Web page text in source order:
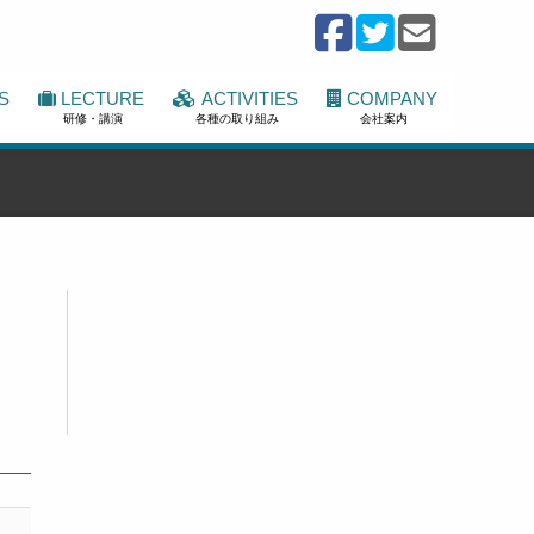
LECTURE
研修・講演
ACTIVITIES
各種の取り組み
COMPANY
会社案内